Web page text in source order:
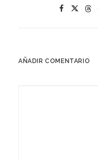
AÑADIR COMENTARIO